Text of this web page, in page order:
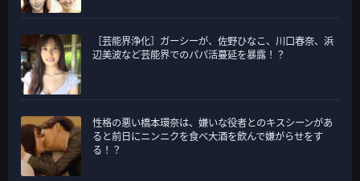
［芸能界浄化］ガーシーが、佐野ひなこ、川口春奈、浜
辺美波など芸能界でのパパ活蔓延を暴露！？
性格の悪い橋本環奈は、嫌いな役者とのキスシーンがあ
ると前日にニンニクを食べ大酒を飲んで嫌がらせをす
る！？